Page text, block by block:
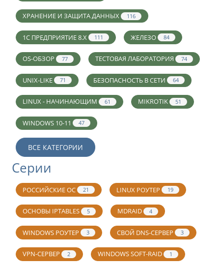
ХРАНЕНИЕ И ЗАЩИТА ДАННЫХ 116
1С ПРЕДПРИЯТИЕ 8.X 111 ЖЕЛЕЗО 84
OS-ОБЗОР 77 ТЕСТОВАЯ ЛАБОРАТОРИЯ 74
UNIX-LIKE 71 БЕЗОПАСНОСТЬ В СЕТИ 64
LINUX - НАЧИНАЮЩИМ 61 MIKROTIK 51
WINDOWS 10-11 47
ВСЕ КАТЕГОРИИ
Серии
РОССИЙСКИЕ ОС 21 LINUX РОУТЕР 19
ОСНОВЫ IPTABLES 5 MDRAID 4
WINDOWS РОУТЕР 3 СВОЙ DNS-СЕРВЕР 3
VPN-СЕРВЕР 2 WINDOWS SOFT-RAID 1